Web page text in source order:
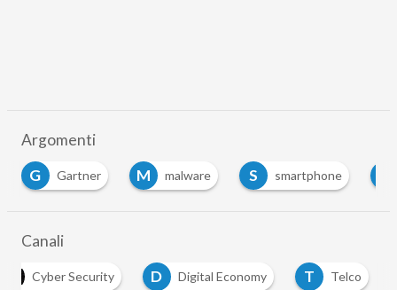
Argomenti
G
Gartner M malware S smartphone
Canali
Cyber Security D Digital Economy T Telco